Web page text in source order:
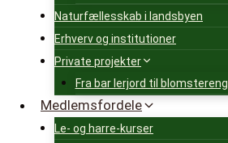
Naturfællesskab i landsbyen
Erhverv og institutioner
Private projekter
Fra bar lerjord til blomstereng
Medlemsfordele
Le- og harre-kurser